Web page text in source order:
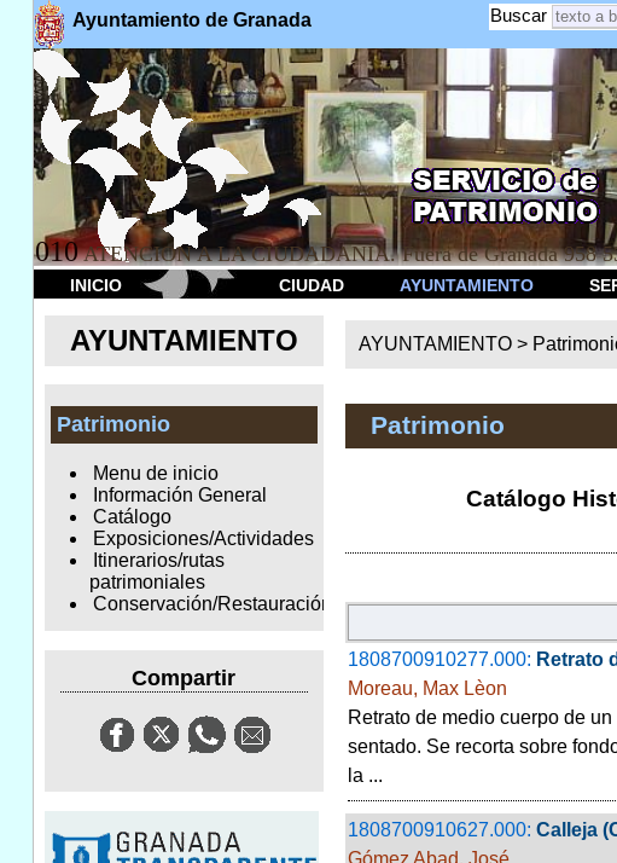
Ayuntamiento de Granada Buscar
010 ATENCION A LA CIUDADANÍA. Fuera de Granada 958
INICIO CIUDAD AYUNTAMIENTO
AYUNTAMIENTO
Patrimonio
Menu de inicio
Información General
Catálogo
Exposiciones/Actividades
Itinerarios/rutas
patrimoniales
Conservación/Restauración
Compartir
AYUNTAMIENTO >
Patrimonio
Catálogo
1808700910277.000: Retrato
Moreau, Max Lèon
Retrato de medio cuerpo de
sentado. Se recorta sobre
la ...
1808700910627.000: Calleja
Gómez Abad, José